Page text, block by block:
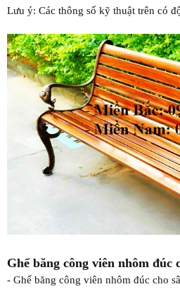
Lưu ý: Các thông số kỹ thuật trên có
Ghế băng công viên nhôm đúc
- Ghế băng công viên nhôm đúc cho